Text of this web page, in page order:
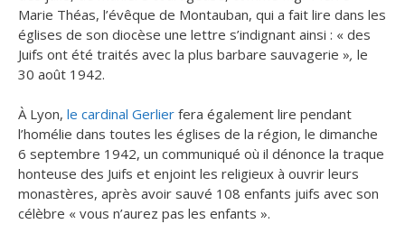
Marie Théas, l’évêque de Montauban, qui a fait lire dans les
églises de son diocèse une lettre s’indignant ainsi : « des
Juifs ont été traités avec la plus barbare sauvagerie », le
30 août 1942.
À Lyon, le cardinal Gerlier fera également lire pendant
l’homélie dans toutes les églises de la région, le dimanche
6 septembre 1942, un communiqué où il dénonce la traque
honteuse des Juifs et enjoint les religieux à ouvrir leurs
monastères, après avoir sauvé 108 enfants juifs avec son
célèbre « vous n’aurez pas les enfants ».